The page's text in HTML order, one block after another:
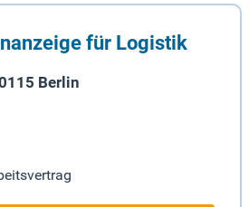
für Logistik
Berlin